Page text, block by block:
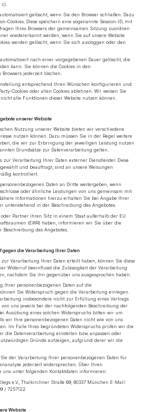
gelöscht, wenn Sie den Browser schließen. Dazu
Cookies. Diese speichern eine sogenannte Session-ID, mit
Ihres Browsers der gemeinsamen Sitzung zuordnen
wiedererkannt werden, wenn Sie auf unsere Website
werden gelöscht, wenn Sie sich ausloggen oder den
nach einer vorgegebenen Dauer gelöscht, die
kann. Sie können die Cookies in den
jederzeit löschen.
entsprechend Ihren Wünschen konfigurieren und
Cookies oder allen Cookies ablehnen. Wir weisen Sie
alle Funktionen dieser Website nutzen können.
unserer Website
Nutzung unserer Website bieten wir verschiedene
nutzen können. Dazu müssen Sie in der Regel weitere
die wir zur Erbringung der jeweiligen Leistung nutzen
Grundsätze zur Datenverarbeitung gelten.
zur Verarbeitung Ihrer Daten externer Dienstleister. Diese
und beauftragt, sind an unsere Weisungen
kontrolliert.
Daten an Dritte weitergeben, wenn
oder ähnliche Leistungen von uns gemeinsam mit
Informationen hierzu erhalten Sie bei Angabe Ihrer
untenstehend in der Beschreibung des Angebotes.
oder Partner ihren Sitz in einem Staat außerhalb der EU
(EWR) haben, informieren wir Sie über die
Beschreibung des Angebotes.
die Verarbeitung Ihrer Daten
Verarbeitung Ihrer Daten erteilt haben, können Sie diese
Widerruf beeinflusst die Zulässigkeit der Verarbeitung
nachdem Sie ihn gegenüber uns ausgesprochen haben.
Ihrer personenbezogenen Daten auf die
Sie Widerspruch gegen die Verarbeitung einlegen.
insbesondere nicht zur Erfüllung eines Vertrags
uns jeweils bei der nachfolgenden Beschreibung der
Ausübung eines solchen Widerspruchs bitten wir um
wir Ihre personenbezogenen Daten nicht wie von uns
Im Falle Ihres begründeten Widerspruchs prüfen wir die
die Datenverarbeitung einstellen bzw. anpassen oder
Gründe aufzeigen, aufgrund derer wir die
der Verarbeitung Ihrer personenbezogenen Daten für
jederzeit widersprechen. Über Ihren
uns unter folgenden Kontaktdaten informieren:
e.V., Thalkirchner Straße 69, 80337 München E-Mail:
/ 7257122
Website